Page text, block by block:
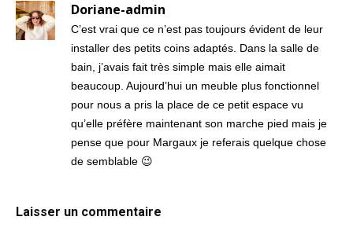
Doriane-admin
C’est vrai que ce n’est pas toujours évident de leur
installer des petits coins adaptés. Dans la salle de
bain, j’avais fait très simple mais elle aimait
beaucoup. Aujourd’hui un meuble plus fonctionnel
pour nous a pris la place de ce petit espace vu
qu’elle préfère maintenant son marche pied mais je
pense que pour Margaux je referais quelque chose
de semblable 😉
Laisser un commentaire